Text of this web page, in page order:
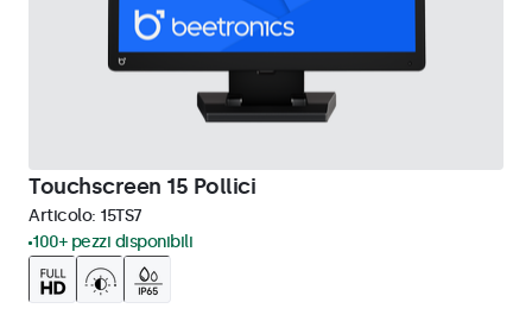
Touchscreen 15 Pollici
Articolo: 15TS7
100+ pezzi disponibili